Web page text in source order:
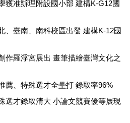
獲准辦理附設國小部 建構K-G12國
、臺南、南科校區出發 建構K-12國
作羅浮宮展出 畫筆描繪臺灣文化之
薦、特殊選才全壘打 錄取率96%
選才錄取清大 小論文競賽優等展現